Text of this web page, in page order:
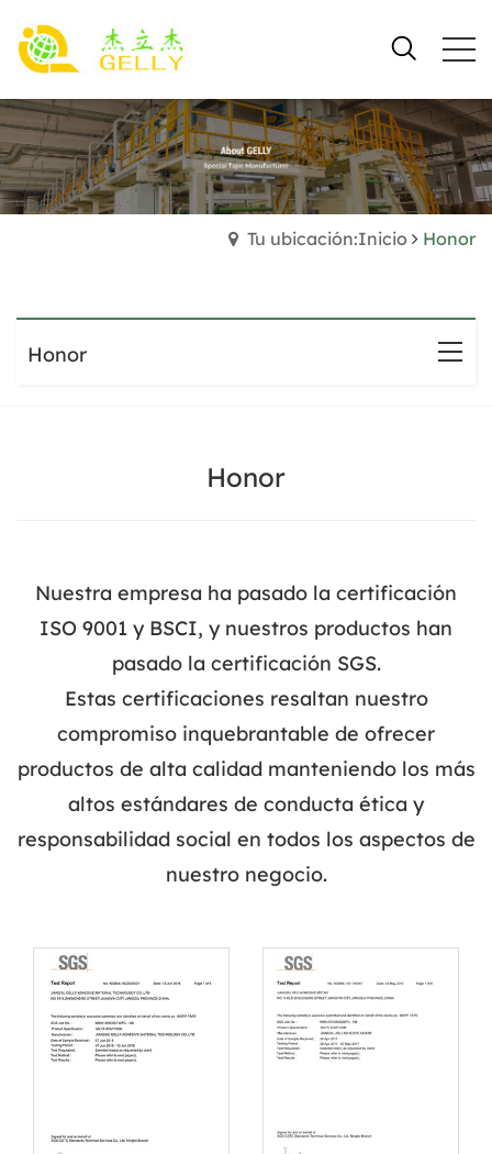
Tu ubicación:Inicio Honor
Honor
Honor
Nuestra empresa ha pasado la certificación
ISO 9001 y BSCI, y nuestros productos han
pasado la certificación SGS.
Estas certificaciones resaltan nuestro
compromiso inquebrantable de ofrecer
productos de alta calidad manteniendo los más
altos estándares de conducta ética y
responsabilidad social en todos los aspectos de
nuestro negocio.